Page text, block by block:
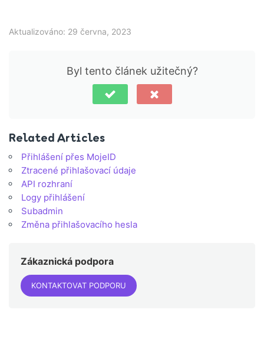
Aktualizováno: 29 června, 2023
Byl tento článek užitečný?
Related Articles
Přihlášení přes MojeID
Ztracené přihlašovací údaje
API rozhraní
Logy přihlášení
Subadmin
Změna přihlašovacího hesla
Zákaznická podpora
KONTAKTOVAT PODPORU